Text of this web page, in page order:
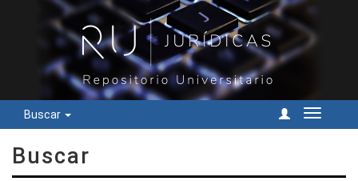
Buscar
Cambiar
Buscar